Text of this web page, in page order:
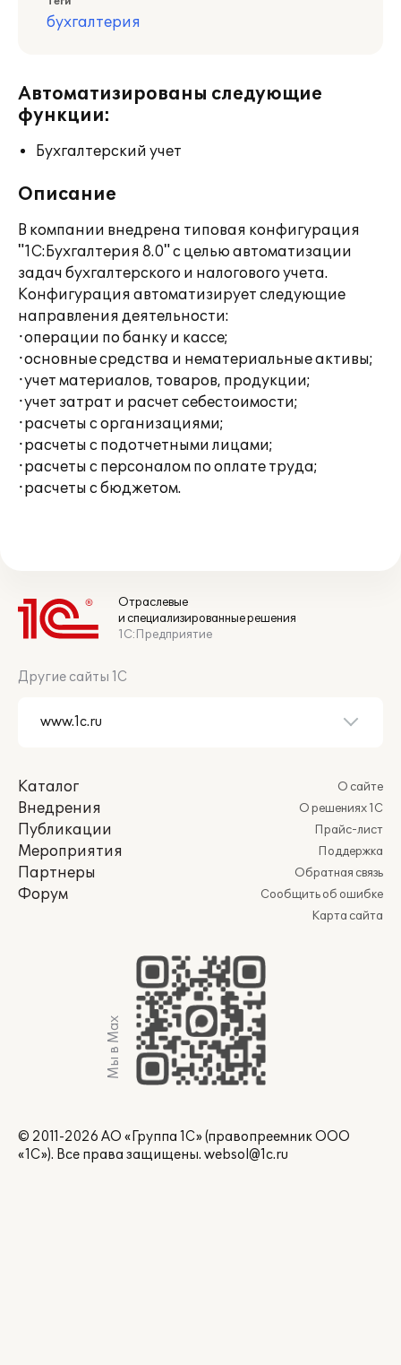
бухгалтерия
Автоматизированы следующие
функции:
Бухгалтерский учет
Описание
В компании внедрена типовая конфигурация
"1С:Бухгалтерия 8.0" с целью автоматизации
задач бухгалтерского и налогового учета.
Конфигурация автоматизирует следующие
направления деятельности:
·операции по банку и кассе;
·основные средства и нематериальные активы;
·учет материалов, товаров, продукции;
·учет затрат и расчет себестоимости;
·расчеты с организациями;
·расчеты с подотчетными лицами;
·расчеты с персоналом по оплате труда;
·расчеты с бюджетом.
Отраслевые
и специализированные решения
1С:Предприятие
Другие сайты 1С
Каталог
Внедрения
Публикации
Мероприятия
Партнеры
Форум
О сайте
О решениях 1С
Прайс-лист
Поддержка
Обратная связь
Сообщить об ошибке
Карта сайта
Мы в Max
© 2011-2026 АО «Группа 1С» (правопреемник ООО
«1С»). Все права защищены. websol@1c.ru